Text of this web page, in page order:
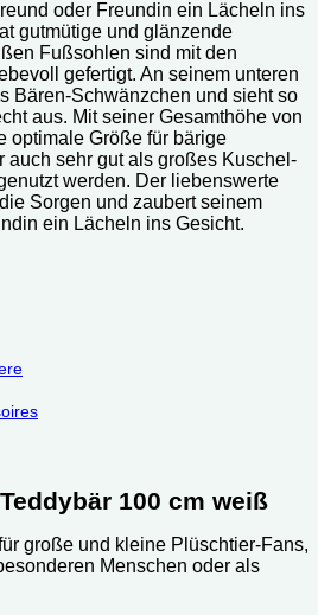
oder Freundin ein Lächeln ins
gutmütige und glänzende
Fußsohlen sind mit den
gefertigt. An seinem unteren
Bären-Schwänzchen und sieht so
aus. Mit seiner Gesamthöhe von
optimale Größe für bärige
auch sehr gut als großes Kuschel-
werden. Der liebenswerte
Sorgen und zaubert seinem
ein Lächeln ins Gesicht.
100 cm weiß
große und kleine Plüschtier-Fans,
Menschen oder als